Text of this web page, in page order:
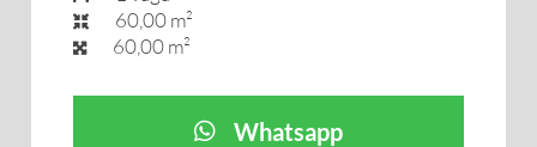
60,00 m²
60,00 m²
Whatsapp